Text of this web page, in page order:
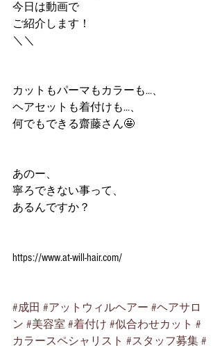
今日は動画で
ご紹介します！
＼＼
カットもパーマもカラーも…、
ヘアセットも着付けも…、
何でもできる齋藤さん🤩
あのー、
寧ろできない事って、
あるんですか？
https://www.at-will-hair.com/
#成田 #アットウィルヘアー #ヘアサロ
ン #美容室 #着付け #似合わせカット #
カラースペシャリスト #スタッフ募集 #